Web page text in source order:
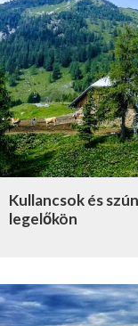
Kullancsok és
legelőkön